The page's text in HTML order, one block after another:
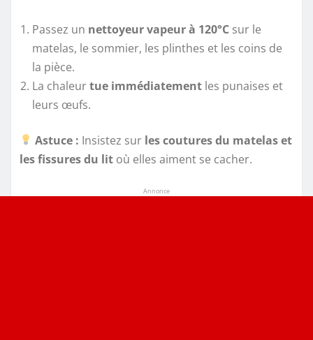
Passez un nettoyeur vapeur à 120°C sur le
matelas, le sommier, les plinthes et les coins de
la pièce.
La chaleurtue immédiatement les punaises et
leurs œufs.
Astuce : Insistez sur les coutures du matelas et
les fissures du lit où elles aiment se cacher.
Annonce